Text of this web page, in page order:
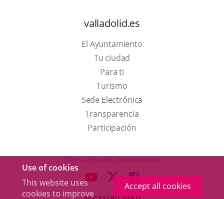
Use of cookies
This website uses
cookies to improve
Accept all cookies
valladolid.es
El Ayuntamiento
Tu ciudad
Para ti
TurismoThis
link
will
open
a
up
Sede Electrónica
Transparencia
Participación
Otras webs del ayuntamiento
LINK LINK
TO
LINK
TO